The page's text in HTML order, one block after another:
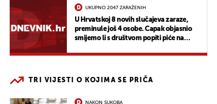
UKUPNO 2047 ZARAŽENIH
U Hrvatskoj 8 novih slučajeva zaraze,
preminule još 4 osobe. Capak objasnio
smijemo li s društvom popiti piće na
TRI VIJESTI O KOJIMA SE PRIČA
NAKON SUKOBA